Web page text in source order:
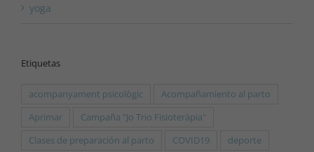
yoga
Etiquetas
acompanyament psicològic
Acompañamiento al parto
Aprimar
Campaña "Jo Trio Fisioteràpia"
Clases de preparación al parto
COVID19 deporte